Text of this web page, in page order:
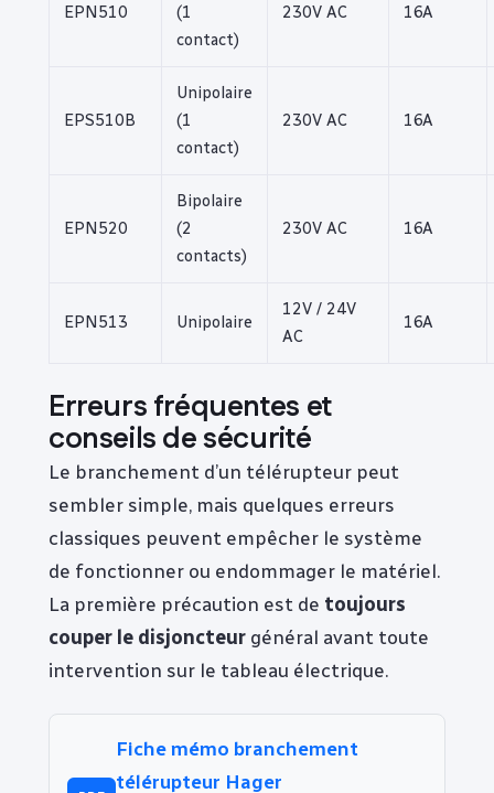
EPN510
(1
contact)
230V AC 16A
EPS510B
Unipolaire
(1
contact)
230V AC 16A
EPN520
Bipolaire
(2
contacts)
230V AC 16A
EPN513 Unipolaire
12V / 24V
AC
16A
Erreurs fréquentes et
conseils de sécurité
Le branchement d’un télérupteur peut
sembler simple, mais quelques erreurs
classiques peuvent empêcher le système
de fonctionner ou endommager le matériel.
La première précaution est de toujours
couper le disjoncteur général avant toute
intervention sur le tableau électrique.
Fiche mémo branchement
télérupteur Hager